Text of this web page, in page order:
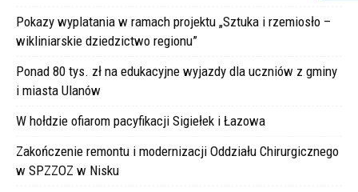
Pokazy wyplatania w ramach projektu „Sztuka i rzemiosło –
wikliniarskie dziedzictwo regionu”
Ponad 80 tys. zł na edukacyjne wyjazdy dla uczniów z gminy
i miasta Ulanów
W hołdzie ofiarom pacyfikacji Sigiełek i Łazowa
Zakończenie remontu i modernizacji Oddziału Chirurgicznego
w SPZZOZ w Nisku